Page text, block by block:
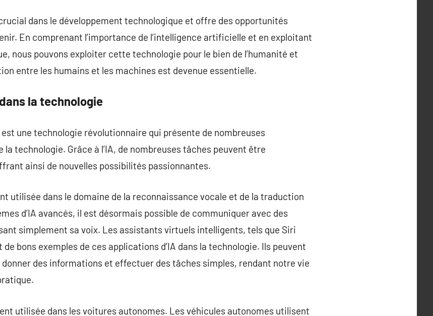
dans le développement technologique et offre des opportunités
En comprenant l’importance de l’intelligence artificielle et en exploitant
nous pouvons exploiter cette technologie pour le bien de l’humanité et
entre les humains et les machines est devenue essentielle.
la technologie
une technologie révolutionnaire qui présente de nombreuses
technologie. Grâce à l’IA, de nombreuses tâches peuvent être
ainsi de nouvelles possibilités passionnantes.
utilisée dans le domaine de la reconnaissance vocale et de la traduction
d’IA avancés, il est désormais possible de communiquer avec des
simplement sa voix. Les assistants virtuels intelligents, tels que Siri
de bons exemples de ces applications d’IA dans la technologie. Ils peuvent
donner des informations et effectuer des tâches simples, rendant notre vie
utilisée dans les voitures autonomes. Les véhicules autonomes utilisent